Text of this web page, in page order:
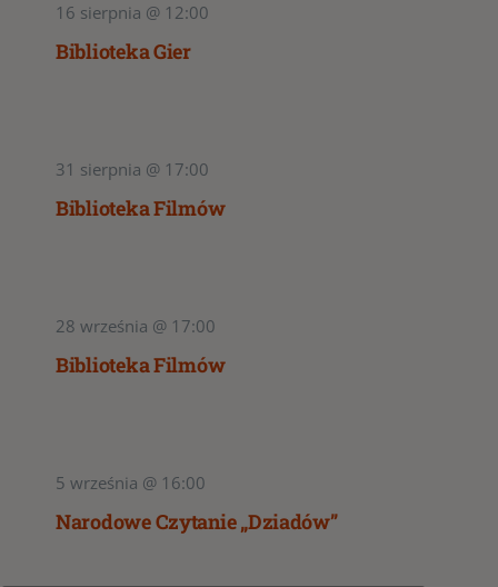
16 sierpnia @ 12:00
Biblioteka Gier
31 sierpnia @ 17:00
Biblioteka Filmów
28 września @ 17:00
Biblioteka Filmów
5 września @ 16:00
Narodowe Czytanie „Dziadów”